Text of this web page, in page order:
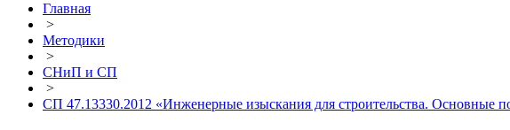
Главная
>
Методики
>
СНиП и СП
>
СП 47.13330.2012 «Инженерные изыскания для строительства. Основные